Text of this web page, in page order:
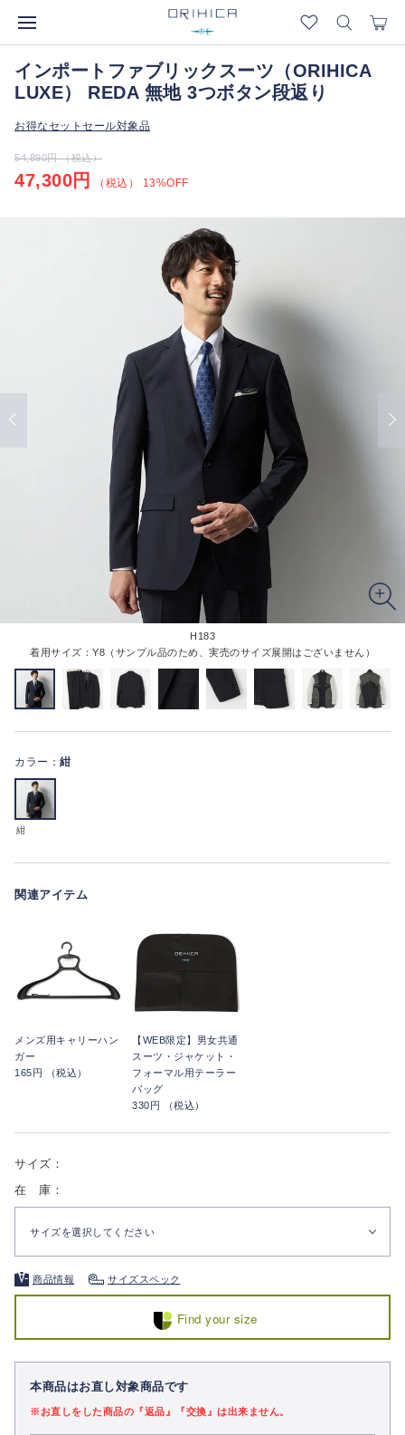
インポートファブリックスーツ（ORIHICA
LUXE） REDA 無地 3つボタン段返り
お得なセットセール対象品
54,890円 （税込）
47,300円 （税込） 13%OFF
H183
着用サイズ：Y8（サンプル品のため、実売のサイズ展開はございません）
カラー： 紺
紺
関連アイテム
メンズ用キャリーハン
ガー
165円 （税込）
【WEB限定】男女共通
スーツ・ジャケット・
フォーマル用テーラー
バッグ
330円 （税込）
サイズ：
在 庫：
サイズを選択してください
商品情報 サイズスペック
Find your size
本商品はお直し対象商品です
※お直しをした商品の『返品』『交換』は出来ません。